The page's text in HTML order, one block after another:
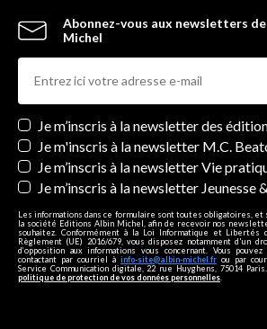
Abonnez-vous aux newsletters
Michel
Newsletters
Je m’inscris à la newsletter des
Je m'inscris à la newsletter M.C.
Je m’inscris à la newsletter Vie
Je m’inscris à la newsletter Jeunesse
Les informations dans ce formulaire sont toutes obligatoires,
la société Editions Albin Michel, afin de recevoir nos
souhaitez. Conformément à la Loi Informatique et Libertés
Règlement (UE) 2016/679, vous disposez notamment d'un
d’opposition aux informations vous concernant. Vous
contactant par courriel à info-site@albin-michel.fr ou par
Service Communication digitale, 22 rue Huyghens, 75014 Paris.
politique de protection de vos données personnelles